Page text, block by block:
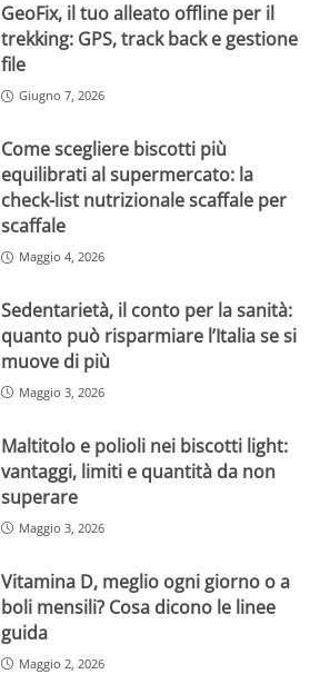
GeoFix, il tuo alleato offline per il
trekking: GPS, track back e gestione
file
Giugno 7, 2026
Come scegliere biscotti più
equilibrati al supermercato: la
check-list nutrizionale scaffale per
scaffale
Maggio 4, 2026
Sedentarietà, il conto per la sanità:
quanto può risparmiare l’Italia se si
muove di più
Maggio 3, 2026
Maltitolo e polioli nei biscotti light:
vantaggi, limiti e quantità da non
superare
Maggio 3, 2026
Vitamina D, meglio ogni giorno o a
boli mensili? Cosa dicono le linee
guida
Maggio 2, 2026